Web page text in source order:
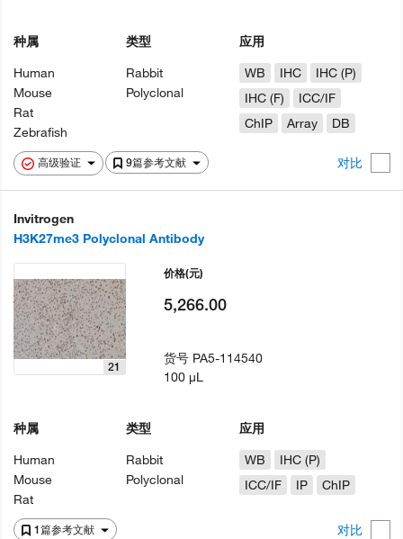
高级验证 9篇参考文献 对比
种属
Human
Mouse
Rat
Zebrafish
类型
Rabbit
Polyclonal
应用
WB
IHC
IHC (P)
IHC (F)
ICC/IF
ChIP
Array DB
Invitrogen
H3K27me3 Polyclonal Antibody
1篇参考文献 对比
21
种属
Human
Mouse
Rat
类型
Rabbit
Polyclonal
应用
WB
IHC (P)
ICC/IF
IP ChIP
价格(元)
5,266.00
货号 PA5-114540
100 µL